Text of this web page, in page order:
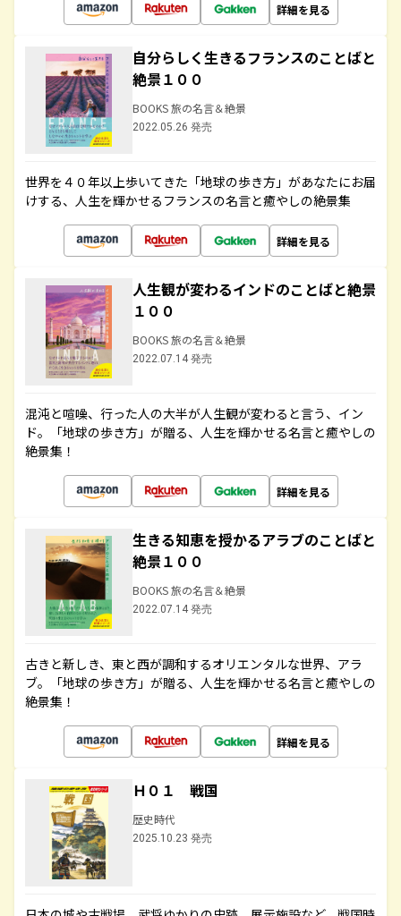
詳細を見る
自分らしく生きるフランスのことばと
絶景１００
BOOKS 旅の名言＆絶景
2022.05.26 発売
世界を４０年以上歩いてきた「地球の歩き方」があなたにお届
けする、人生を輝かせるフランスの名言と癒やしの絶景集
詳細を見る
人生観が変わるインドのことばと絶景
１００
BOOKS 旅の名言＆絶景
2022.07.14 発売
混沌と喧噪、行った人の大半が人生観が変わると言う、イン
ド。「地球の歩き方」が贈る、人生を輝かせる名言と癒やしの
絶景集！
詳細を見る
生きる知恵を授かるアラブのことばと
絶景１００
BOOKS 旅の名言＆絶景
2022.07.14 発売
古きと新しき、東と西が調和するオリエンタルな世界、アラ
ブ。「地球の歩き方」が贈る、人生を輝かせる名言と癒やしの
絶景集！
詳細を見る
Ｈ０１ 戦国
歴史時代
2025.10.23 発売